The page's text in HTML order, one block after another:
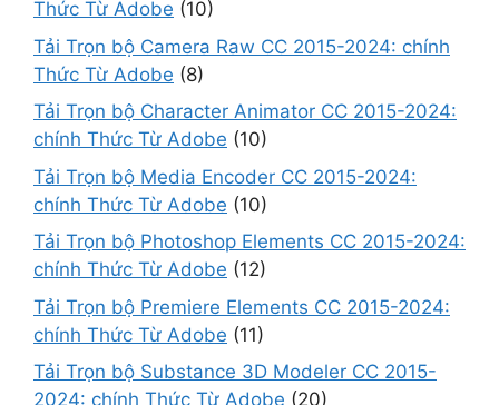
Thức Từ Adobe (10)
Tải Trọn bộ Camera Raw CC 2015-2024: chính
Thức Từ Adobe (8)
Tải Trọn bộ Character Animator CC 2015-2024:
chính Thức Từ Adobe (10)
Tải Trọn bộ Media Encoder CC 2015-2024:
chính Thức Từ Adobe (10)
Tải Trọn bộ Photoshop Elements CC 2015-2024:
chính Thức Từ Adobe (12)
Tải Trọn bộ Premiere Elements CC 2015-2024:
chính Thức Từ Adobe (11)
Tải Trọn bộ Substance 3D Modeler CC 2015-
2024: chính Thức Từ Adobe (20)